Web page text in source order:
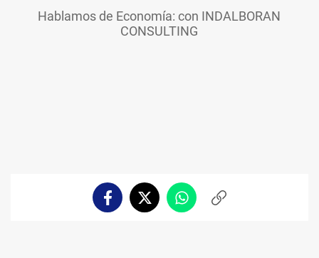
Hablamos de Economía: con INDALBORAN
CONSULTING
FacebookTwitterWhatsappCopiar